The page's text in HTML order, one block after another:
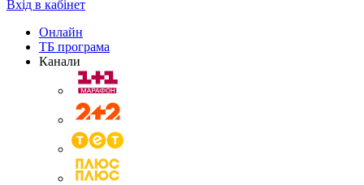
Вхід в кабінет
Онлайн
ТБ програма
Канали